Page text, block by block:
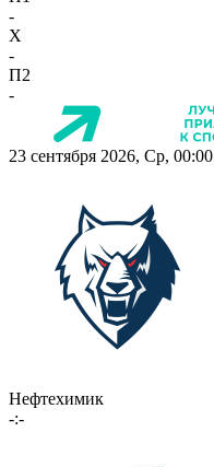
-
X
-
П2
-
23 сентября 2026, Ср, 00:00
Нефтехимик
-:-